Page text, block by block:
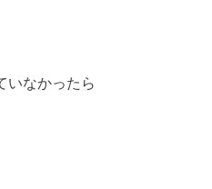
いなかったら